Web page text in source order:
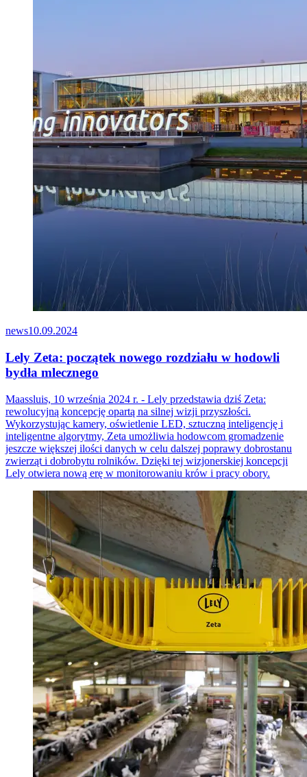
news10.09.2024
Lely Zeta: początek nowego rozdziału w hodowli
bydła mlecznego
Maassluis, 10 września 2024 r. - Lely przedstawia dziś Zeta:
rewolucyjną koncepcję opartą na silnej wizji przyszłości.
Wykorzystując kamery, oświetlenie LED, sztuczną inteligencję i
inteligentne algorytmy, Zeta umożliwia hodowcom gromadzenie
jeszcze większej ilości danych w celu dalszej poprawy dobrostanu
zwierząt i dobrobytu rolników. Dzięki tej wizjonerskiej koncepcji
Lely otwiera nową erę w monitorowaniu krów i pracy obory.